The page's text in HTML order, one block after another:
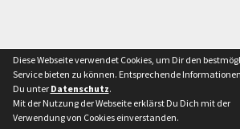
Diese Webseite verwendet Cookies, um Dir den
Service bieten zu können. Entsprechende
Du unter Datenschutz.
Mit der Nutzung der Webseite erklärst Du Dich mit der
Verwendung von Cookies einverstanden.